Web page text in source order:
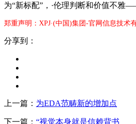
为“新标配”，·伦理判断和价值不雅
郑重声明：XPJ·(中国)集团-官网信息技术
分享到：
上一篇： 为EDA范畴新的增加点
下一篇： “视觉本身就是信赖背书